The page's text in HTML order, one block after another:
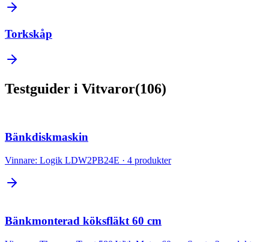
Torkskåp
Testguider i Vitvaror(106)
Bänkdiskmaskin
Vinnare: Logik LDW2PB24E · 4 produkter
Bänkmonterad köksfläkt 60 cm